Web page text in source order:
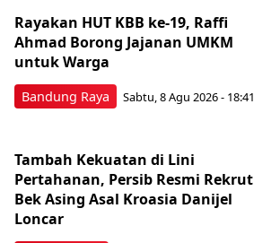
Bandung Raya
Rayakan HUT KBB ke-19, Raffi
Ahmad Borong Jajanan UMKM
untuk Warga
Sabtu, 8 Agu 2026 - 18:41
Tambah Kekuatan di Lini
Pertahanan, Persib Resmi Rekrut
Bek Asing Asal Kroasia Danijel
Loncar